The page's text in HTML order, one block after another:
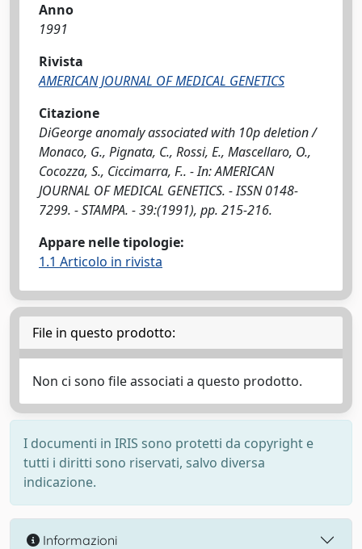
Anno
1991
Rivista
AMERICAN JOURNAL OF MEDICAL GENETICS
Citazione
DiGeorge anomaly associated with 10p deletion /
Monaco, G., Pignata, C., Rossi, E., Mascellaro, O.,
Cocozza, S., Ciccimarra, F.. - In: AMERICAN
JOURNAL OF MEDICAL GENETICS. - ISSN 0148-
7299. - STAMPA. - 39:(1991), pp. 215-216.
Appare nelle tipologie:
1.1 Articolo in rivista
File in questo prodotto:
Non ci sono file associati a questo prodotto.
I documenti in IRIS sono protetti da copyright e
tutti i diritti sono riservati, salvo diversa
indicazione.
Informazioni